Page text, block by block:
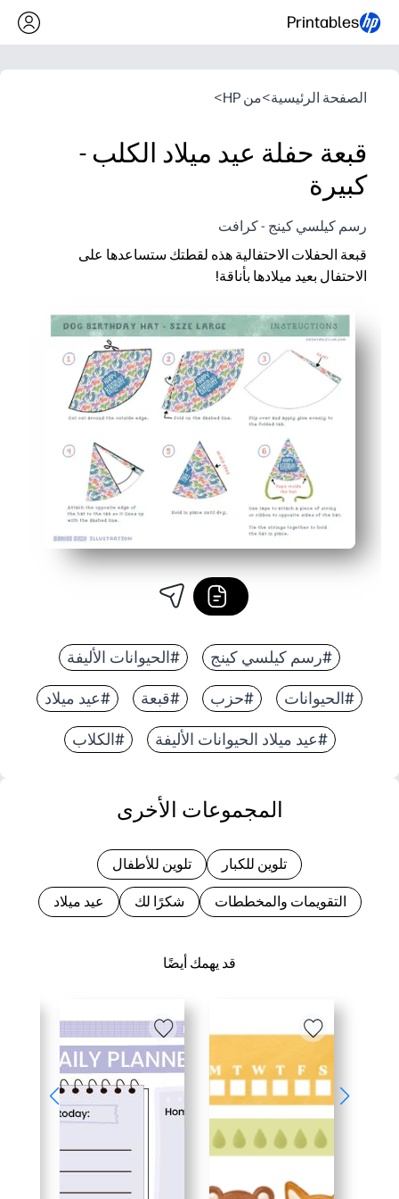
Printables
الصفحة الرئيسية>من HP >
قبعة حفلة عيد ميلاد الكلب -
كبيرة
رسم كيلسي كينج - كرافت
قبعة الحفلات الاحتفالية هذه لقطتك ستساعدها على
الاحتفال بعيد ميلادها بأناقة!
الطباعة والقص والشريط - ستكون جاهزًا للحفلات في دقائق دون
قم بالميزان قبل الطباعة ليناسب معظم الحيوانات الأليفة بشكل
تصميم جريء جاهز للصور يجعل صور عيد الميلاد قابلة للمشاركة
أعد الطباعة في أي وقت للنسخ الاحتياطية أو الحيوانات الأليفة
#رسم كيلسي كينج #الحيوانات الأليفة
#الحيوانات #حزب #قبعة #عيد ميلاد
#عيد ميلاد الحيوانات الأليفة #الكلاب
قد يهمك أيضًا
المجموعات الأخرى
تلوين للكبار تلوين للأطفال
التقويمات والمخططات شكرًا لك عيد ميلاد